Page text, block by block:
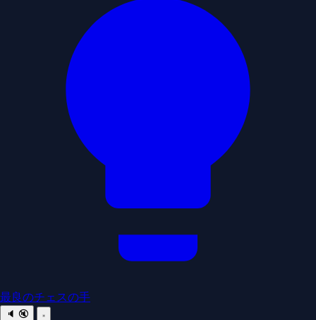
最良のチェスの手
🔈 🔇